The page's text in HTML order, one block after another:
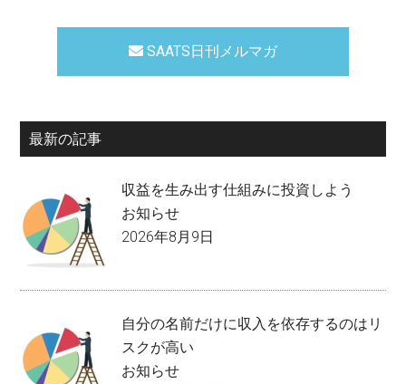
SAATS日刊メルマガ
最新の記事
収益を生み出す仕組みに投資しよう
お知らせ
2026年8月9日
自分の名前だけに収入を依存するのはリ
スクが高い
お知らせ